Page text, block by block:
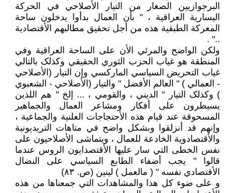
البرجوازیین الصغار من التیار الأصلاحي في الحرکة
الیساریة العراقیة ، " بأن العمال بدأوا یدخلون ساحة
المعرکة الطبقیة هذه من أجل تحقیق مطالبهم الأقتصادیة
.." .
ولکن الواضح والمرئي الأن علی الساحة العراقیة وفي
المنطقة هو غیاب الحزب الثوري الحقیقي وکذلک بالتالي
غیاب التحریض السیاسي المارکسي وإن التیار (الأصلاحي
- العمالي ) " العالم الأفضل " والتیار (الأصلاحي - الشعبوي
) وکذلک التیار " الدیني ، والقومي ، ... إلخ " هم اللذین
یسیطرون علی أفکار ومشاعر العمال والجماهیر
المسحوقة عند قیام هذه الأحتجاجات العلنیة والجماعیة ،
وإنهم قد أنزلقوا وبشکل واضح في متاهات التریدیونیة
والأقتصادویة الخادعة للعمال ، ویتماشی الأصلاحیون علی
نفس الخطی التي سار علیها الأقتصدایون الروس عندما
قالوا " یجب أضفاء الطابع السیاسي علی النضال
الأقتصادي نفسه " ( مالعمل ) لینین (ص. ٨٣)
و علی ضوء کل هذا والمشاهدات التي جمعناها من هذه